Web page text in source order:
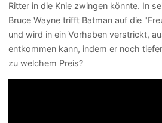
Ritter in die Knie zwingen könnte. In
Bruce Wayne trifft Batman auf die
und wird in ein Vorhaben verstrickt,
entkommen kann, indem er noch
zu welchem Preis?